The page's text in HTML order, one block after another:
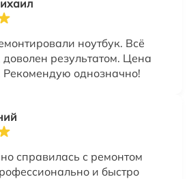
ноутбук. Всё
доволен результатом. Цена
однозначно!
справилась с ремонтом
и быстро